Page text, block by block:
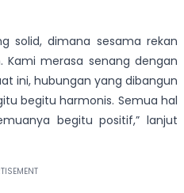
solid, dimana sesama rekan
merasa senang dengan
ini, hubungan yang dibangun
begitu harmonis. Semua hal
begitu positif,” lanjut